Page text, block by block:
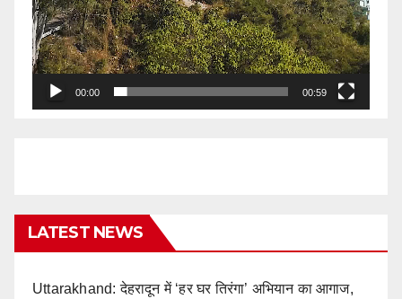
00:00 00:59
LATEST NEWS
Uttarakhand: देहरादून में ‘हर घर तिरंगा’ अभियान का आगाज,